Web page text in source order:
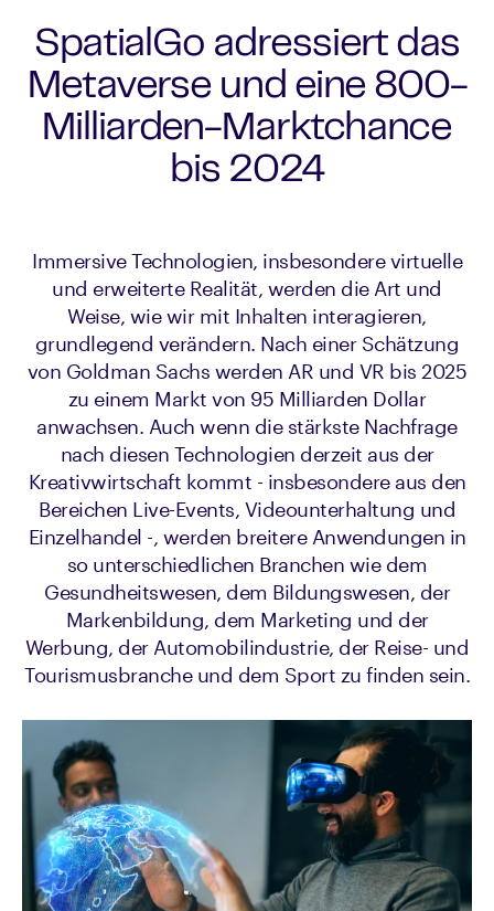
SpatialGo adressiert das
Metaverse und eine 800-
Milliarden-Marktchance
bis 2024
Immersive Technologien, insbesondere virtuelle
und erweiterte Realität, werden die Art und
Weise, wie wir mit Inhalten interagieren,
grundlegend verändern. Nach einer Schätzung
von Goldman Sachs werden AR und VR bis 2025
zu einem Markt von 95 Milliarden Dollar
anwachsen. Auch wenn die stärkste Nachfrage
nach diesen Technologien derzeit aus der
Kreativwirtschaft kommt - insbesondere aus den
Bereichen Live-Events, Videounterhaltung und
Einzelhandel -, werden breitere Anwendungen in
so unterschiedlichen Branchen wie dem
Gesundheitswesen, dem Bildungswesen, der
Markenbildung, dem Marketing und der
Werbung, der Automobilindustrie, der Reise- und
Tourismusbranche und dem Sport zu finden sein.